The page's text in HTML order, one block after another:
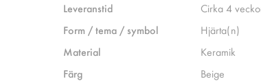
Leveranstid
Cirka 4
Form / tema / symbol
Hjärta(n)
Material
Keramik
Färg
Beige